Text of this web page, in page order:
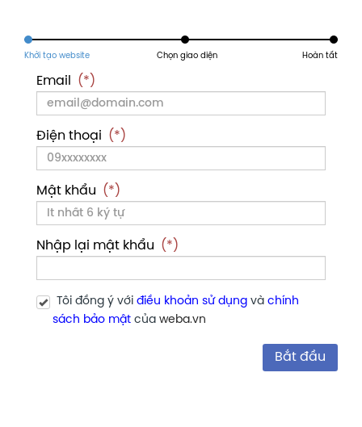
Email (*)
Điện thoại (*)
Mật khẩu (*)
Nhập lại mật khẩu (*)
Tôi đồng ý với điều khoản sử dụng và chính
sách bảo mật của weba.vn
Bắt đầu